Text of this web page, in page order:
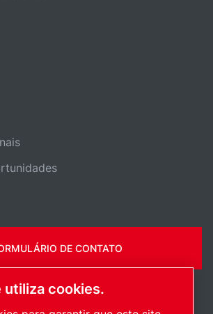
DE CONTATO
utiliza cookies.